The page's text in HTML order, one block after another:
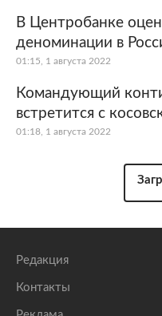
В Центробанке
деноминации в
01:15, 1 августа 2022
Командующий
встретится с
01:18, 1 августа 2022
Редакция
Контакты